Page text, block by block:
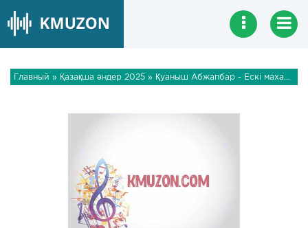
Главный » Қазақша әндер 2025 » Қуаныш Абжапбар - Ескі махаббат